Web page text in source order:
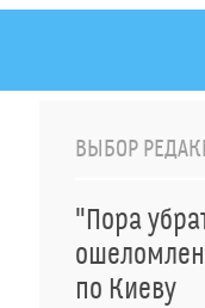
ВЫБОР
"Пора
по Киеву